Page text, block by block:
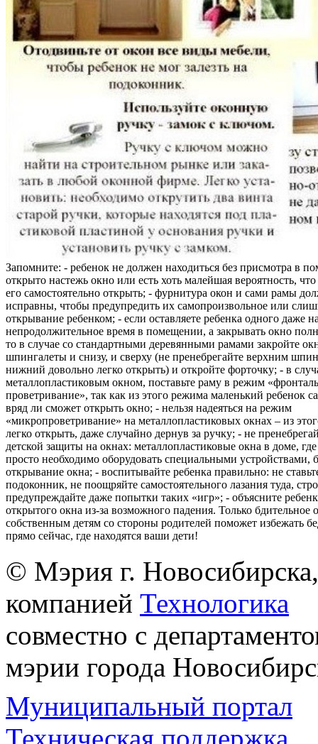
Запомните: - ребенок не должен находиться без присмотра в
открыто настежь окно или есть хоть малейшая вероятность,
его самостоятельно открыть; - фурнитура окон и сами рамы
исправны, чтобы предупредить их самопроизвольное или
открывание ребенком; - если оставляете ребенка одного даже
непродолжительное время в помещении, а закрывать окно
то в случае со стандартными деревянными рамами закройте
шпингалеты и снизу, и сверху (не пренебрегайте верхним
нижний довольно легко открыть) и откройте форточку; - в
металлопластиковым окном, поставьте раму в режим
проветривание», так как из этого режима маленький ребенок
вряд ли сможет открыть окно; - нельзя надеяться на режим
«микропроветривание» на металлопластиковых окнах – из
легко открыть, даже случайно дернув за ручку; - не
детской защиты на окнах: металлопластиковые окна в доме, где
просто необходимо оборудовать специальными
открывание окна; - воспитывайте ребенка правильно: не
подоконник, не поощряйте самостоятельного лазания туда,
предупреждайте даже попытки таких «игр»; - объясните
открытого окна из-за возможного падения. Только бдительное
собственным детям со стороны родителей поможет избежать
прямо сейчас, где находятся ваши дети!
© Мэрия г.
компанией Технологика
совместно с
мэрии города
Муниципальный портал